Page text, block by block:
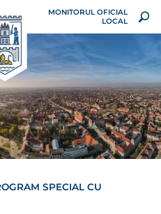
MONITORUL OFICIAL
LOCAL
SPECIAL CU